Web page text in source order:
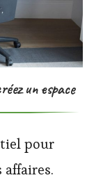
un espace
pour